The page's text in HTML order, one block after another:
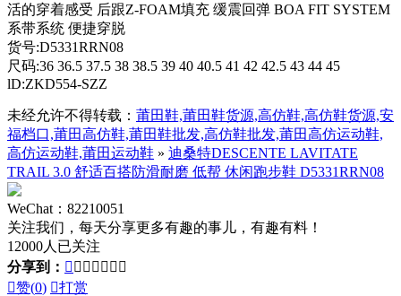
活的穿着感受 后跟Z-FOAM填充 缓震回弹 BOA FIT SYSTEM
系带系统 便捷穿脱
货号:D5331RRN08
尺码:36 36.5 37.5 38 38.5 39 40 40.5 41 42 42.5 43 44 45
lD:ZKD554-SZZ
未经允许不得转载： 莆田鞋,莆田鞋货源,高仿鞋,高仿鞋货源,安
福档口,莆田高仿鞋,莆田鞋批发,高仿鞋批发,莆田高仿运动鞋,
高仿运动鞋,莆田运动鞋 » 迪桑特DESCENTE LAVITATE
TRAIL 3.0 舒适百搭防滑耐磨 低帮 休闲跑步鞋 D5331RRN08
WeChat：82210051
关注我们，每天分享更多有趣的事儿，有趣有料！
12000人已关注
分享到：       
赞(0) 打赏